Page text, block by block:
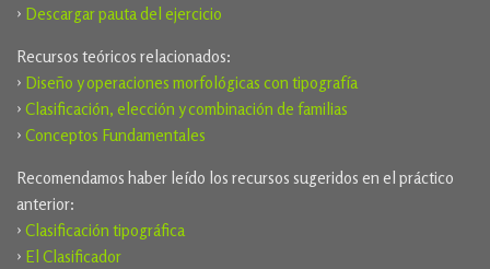
› Descargar pauta del ejercicio
Recursos teóricos relacionados:
› Diseño y operaciones morfológicas con tipografía
› Clasificación, elección y combinación de familias
› Conceptos Fundamentales
Recomendamos haber leído los recursos sugeridos en el práctico
anterior:
› Clasificación tipográfica
› El Clasificador